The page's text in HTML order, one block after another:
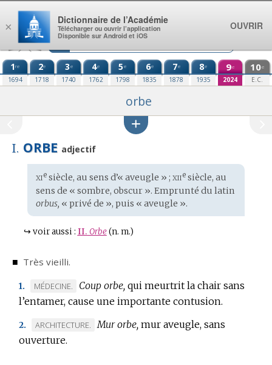
Aller au contenu
1re
1694
2e
1718
3e
1740
4e
1762
5e
1798
6e
1835
7e
1878
8e
1935
9e
2024
10e
E.C.
orbe
I. ORBE adjectif
Étymologie
:
xiesiècle, au sens d’« aveugle » ; xiiesiècle, au
sens de « sombre, obscur ». Emprunté du latin
orbus, « privé de », puis « aveugle ».
↪ voir aussi : II. Orbe (n. m.)
■ Très vieilli.
1.
MARQUE
DE
:
MÉDECINE. Coup orbe, qui meurtrit la chair sans
l’entamer, cause une importante contusion.
2.
MARQUE
DE
ARCHITECTURE. Mur orbe, mur aveugle, sans
ouverture.
×
Dictionnaire de l’Académie
Télécharger ou ouvrir l’application
Disponible sur Android et iOS
OUVRIR